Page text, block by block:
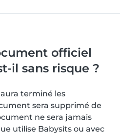
officiel
il sans risque ?
terminé les
sera supprimé de
ne sera jamais
utilise Babysits ou avec